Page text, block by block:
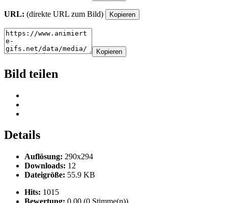
URL: (direkte URL zum Bild) Kopieren
Kopieren
Bild teilen
Details
Auflösung: 290x294
Downloads: 12
Dateigröße: 55.9 KB
Hits: 1015